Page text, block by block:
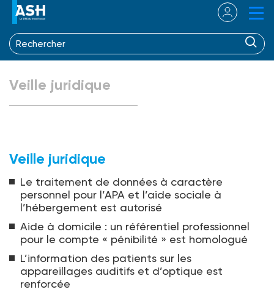
Veille juridique
Veille juridique
Le traitement de données à caractère
personnel pour l’APA et l’aide sociale à
l’hébergement est autorisé
Aide à domicile : un référentiel professionnel
pour le compte « pénibilité » est homologué
L’information des patients sur les
appareillages auditifs et d’optique est
renforcée